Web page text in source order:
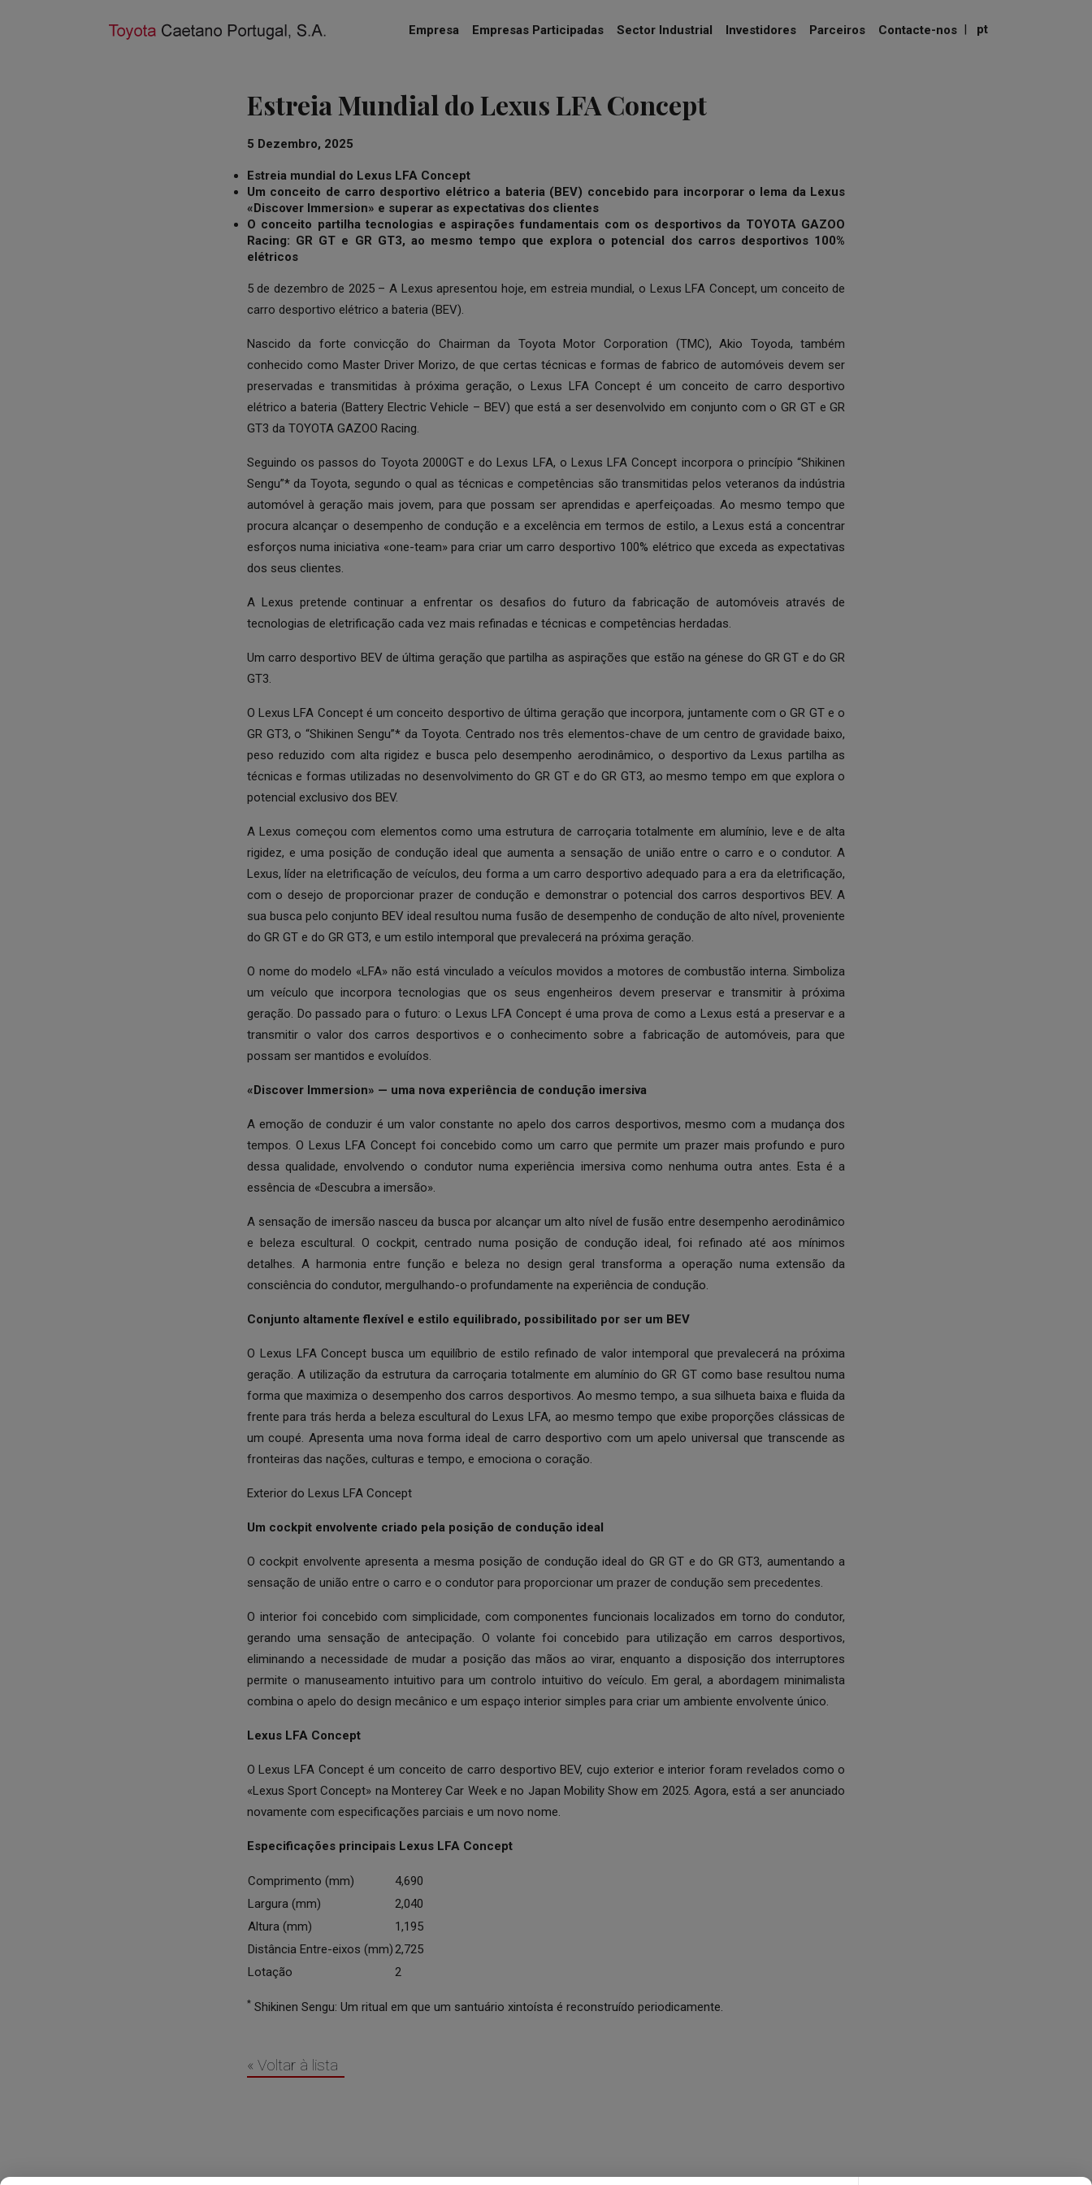
Empresa Empresas Participadas Sector Industrial Investidores Parceiros Contacte-nos | pt
Estreia Mundial do Lexus LFA Concept
5 Dezembro, 2025
Estreia mundial do Lexus LFA Concept
Um conceito de carro desportivo elétrico a bateria (BEV) concebido para incorporar o lema da Lexus
«Discover Immersion» e superar as expectativas dos clientes
O conceito partilha tecnologias e aspirações fundamentais com os desportivos da TOYOTA GAZOO
Racing: GR GT e GR GT3, ao mesmo tempo que explora o potencial dos carros desportivos 100%
elétricos
5 de dezembro de 2025 – A Lexus apresentou hoje, em estreia mundial, o Lexus LFA Concept, um conceito de
carro desportivo elétrico a bateria (BEV).
Nascido da forte convicção do Chairman da Toyota Motor Corporation (TMC), Akio Toyoda, também
conhecido como Master Driver Morizo, de que certas técnicas e formas de fabrico de automóveis devem ser
preservadas e transmitidas à próxima geração, o Lexus LFA Concept é um conceito de carro desportivo
elétrico a bateria (Battery Electric Vehicle – BEV) que está a ser desenvolvido em conjunto com o GR GT e GR
GT3 da TOYOTA GAZOO Racing.
Seguindo os passos do Toyota 2000GT e do Lexus LFA, o Lexus LFA Concept incorpora o princípio “Shikinen
Sengu”* da Toyota, segundo o qual as técnicas e competências são transmitidas pelos veteranos da indústria
automóvel à geração mais jovem, para que possam ser aprendidas e aperfeiçoadas. Ao mesmo tempo que
procura alcançar o desempenho de condução e a excelência em termos de estilo, a Lexus está a concentrar
esforços numa iniciativa «one-team» para criar um carro desportivo 100% elétrico que exceda as expectativas
dos seus clientes.
A Lexus pretende continuar a enfrentar os desafios do futuro da fabricação de automóveis através de
tecnologias de eletrificação cada vez mais refinadas e técnicas e competências herdadas.
Um carro desportivo BEV de última geração que partilha as aspirações que estão na génese do GR GT e do GR
GT3.
O Lexus LFA Concept é um conceito desportivo de última geração que incorpora, juntamente com o GR GT e o
GR GT3, o “Shikinen Sengu”* da Toyota. Centrado nos três elementos-chave de um centro de gravidade baixo,
peso reduzido com alta rigidez e busca pelo desempenho aerodinâmico, o desportivo da Lexus partilha as
técnicas e formas utilizadas no desenvolvimento do GR GT e do GR GT3, ao mesmo tempo em que explora o
potencial exclusivo dos BEV.
A Lexus começou com elementos como uma estrutura de carroçaria totalmente em alumínio, leve e de alta
rigidez, e uma posição de condução ideal que aumenta a sensação de união entre o carro e o condutor. A
Lexus, líder na eletrificação de veículos, deu forma a um carro desportivo adequado para a era da eletrificação,
com o desejo de proporcionar prazer de condução e demonstrar o potencial dos carros desportivos BEV. A
sua busca pelo conjunto BEV ideal resultou numa fusão de desempenho de condução de alto nível, proveniente
do GR GT e do GR GT3, e um estilo intemporal que prevalecerá na próxima geração.
O nome do modelo «LFA» não está vinculado a veículos movidos a motores de combustão interna. Simboliza
um veículo que incorpora tecnologias que os seus engenheiros devem preservar e transmitir à próxima
geração. Do passado para o futuro: o Lexus LFA Concept é uma prova de como a Lexus está a preservar e a
transmitir o valor dos carros desportivos e o conhecimento sobre a fabricação de automóveis, para que
possam ser mantidos e evoluídos.
«Discover Immersion» — uma nova experiência de condução imersiva
A emoção de conduzir é um valor constante no apelo dos carros desportivos, mesmo com a mudança dos
tempos. O Lexus LFA Concept foi concebido como um carro que permite um prazer mais profundo e puro
dessa qualidade, envolvendo o condutor numa experiência imersiva como nenhuma outra antes. Esta é a
essência de «Descubra a imersão».
A sensação de imersão nasceu da busca por alcançar um alto nível de fusão entre desempenho aerodinâmico
e beleza escultural. O cockpit, centrado numa posição de condução ideal, foi refinado até aos mínimos
detalhes. A harmonia entre função e beleza no design geral transforma a operação numa extensão da
consciência do condutor, mergulhando-o profundamente na experiência de condução.
Conjunto altamente flexível e estilo equilibrado, possibilitado por ser um BEV
O Lexus LFA Concept busca um equilíbrio de estilo refinado de valor intemporal que prevalecerá na próxima
geração. A utilização da estrutura da carroçaria totalmente em alumínio do GR GT como base resultou numa
forma que maximiza o desempenho dos carros desportivos. Ao mesmo tempo, a sua silhueta baixa e fluida da
frente para trás herda a beleza escultural do Lexus LFA, ao mesmo tempo que exibe proporções clássicas de
um coupé. Apresenta uma nova forma ideal de carro desportivo com um apelo universal que transcende as
fronteiras das nações, culturas e tempo, e emociona o coração.
Exterior do Lexus LFA Concept
Um cockpit envolvente criado pela posição de condução ideal
O cockpit envolvente apresenta a mesma posição de condução ideal do GR GT e do GR GT3, aumentando a
sensação de união entre o carro e o condutor para proporcionar um prazer de condução sem precedentes.
O interior foi concebido com simplicidade, com componentes funcionais localizados em torno do condutor,
gerando uma sensação de antecipação. O volante foi concebido para utilização em carros desportivos,
eliminando a necessidade de mudar a posição das mãos ao virar, enquanto a disposição dos interruptores
permite o manuseamento intuitivo para um controlo intuitivo do veículo. Em geral, a abordagem minimalista
combina o apelo do design mecânico e um espaço interior simples para criar um ambiente envolvente único.
Lexus LFA Concept
O Lexus LFA Concept é um conceito de carro desportivo BEV, cujo exterior e interior foram revelados como o
«Lexus Sport Concept» na Monterey Car Week e no Japan Mobility Show em 2025. Agora, está a ser anunciado
novamente com especificações parciais e um novo nome.
Especificações principais Lexus LFA Concept
Comprimento (mm)
4,690
Largura (mm)
2,040
Altura (mm)
1,195
Distância Entre-eixos (mm)2,725
Lotação
2
* Shikinen Sengu: Um ritual em que um santuário xintoísta é reconstruído periodicamente.
« Voltar à lista